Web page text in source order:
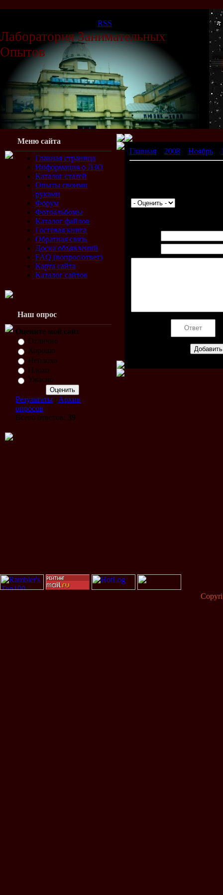
RSS
Лаборатория Занимательных
Опытов
Меню сайта
Главная страница
Информация о ЛЗО
Каталог статей
Опыты своими
руками
Форум
Фотоальбомы
Каталог файлов
Гостевая книга
Обратная связь
Доска объявлений
FAQ (вопрос/ответ)
Карта сайта
Каталог сайтов
Наш опрос
Оцените мой сайт
Отлично
Хорошо
Неплохо
Плохо
Ужасно
Результаты | Архив
опросов
Всего ответов: 39
Главная 2008 Ноябрь